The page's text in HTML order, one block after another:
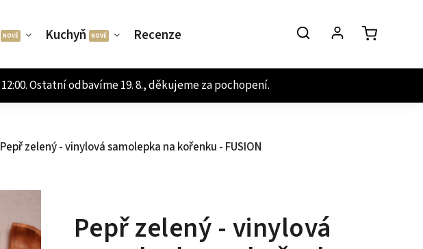
Kuchyň Recenze
Pepř zelený - vinylová samolepka na kořenku - FUSION
Pepř zelený - vinylová